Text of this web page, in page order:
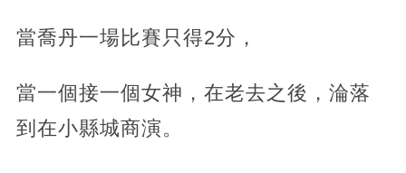
當喬丹一場比賽只得2分，
當一個接一個女神，在老去之後，淪落
到在小縣城商演。